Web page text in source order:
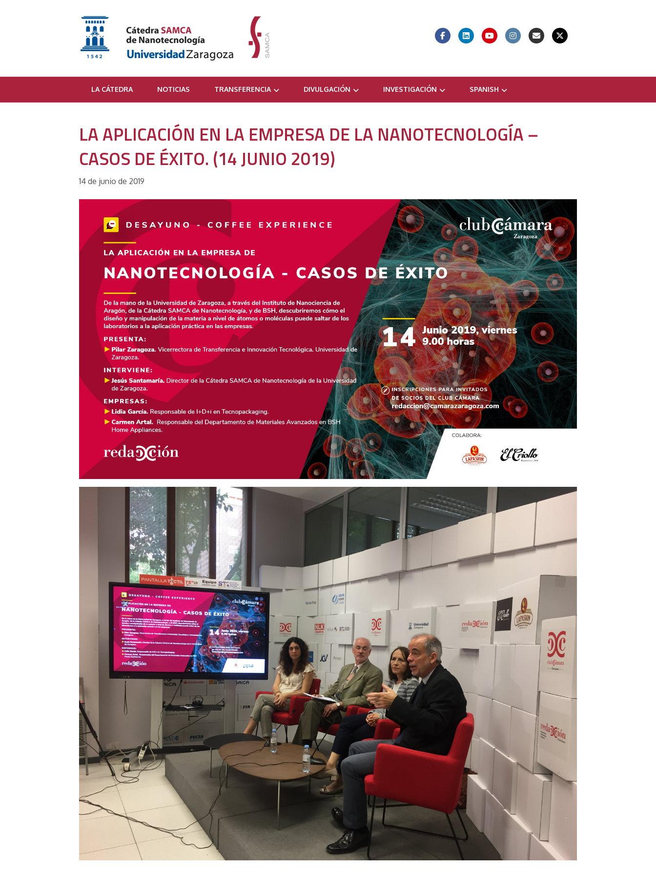
FacebookLinkedin Youtube InstagramEmail
LA CÁTEDRA NOTICIAS TRANSFERENCIA DIVULGACIÓN INVESTIGACIÓN SPANISH
LA APLICACIÓN EN LA EMPRESA DE LA NANOTECNOLOGÍA –
CASOS DE ÉXITO. (14 JUNIO 2019)
14 de junio de 2019